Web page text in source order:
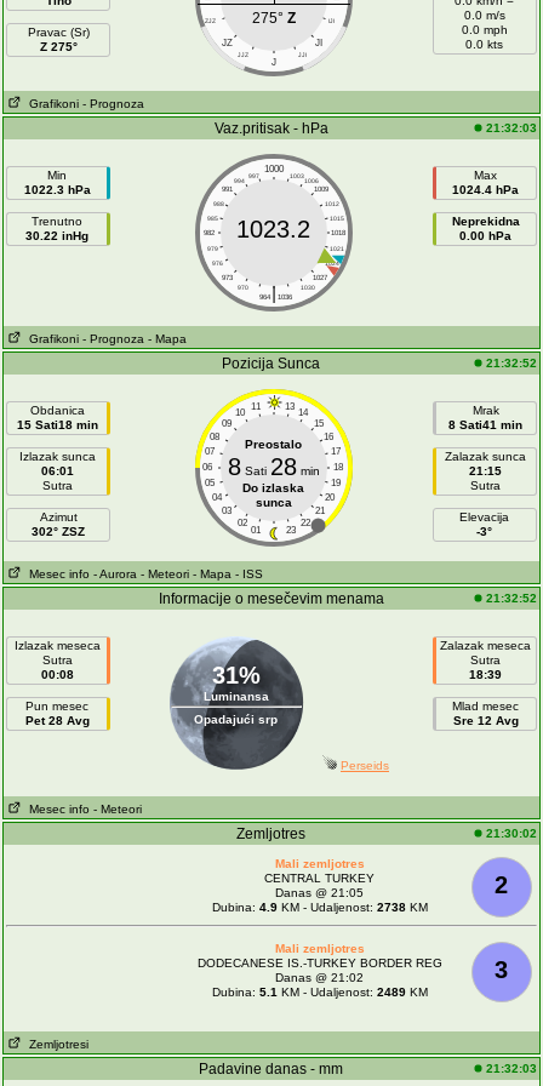
Pravac (Sr)
Z 275°
ZJZ IJI
JZ JI
JJZ JJI
J
275° Z
0.0 m/s
0.0 mph
0.0 kts
Grafikoni - Prognoza
Vaz.pritisak - hPa 21:32:03
Min
1022.3 hPa
Trenutno
30.22 inHg
1000
997 1003
994
1006
991
1009
988
1012
985
1015
982
1018
979
1021
976
1024
973
1027
970
1030
|
964 1036
1023.2
Max
1024.4 hPa
Neprekidna
0.00 hPa
Grafikoni - Prognoza - Mapa
Pozicija Sunca 21:32:52
Obdanica
15 Sati18 min
Izlazak sunca
06:01
Sutra
Azimut
302° ZSZ
11 13
10
14
09
15
08
16
07
17
06
18
05
19
04
20
03
21
02
22
01 23
Preostalo
8Sati 28min
Do izlaska
sunca
Mrak
8 Sati41 min
Zalazak sunca
21:15
Sutra
Elevacija
-3°
Mesec info - Aurora - Meteori - Mapa - ISS
Informacije o mesečevim menama 21:32:52
Izlazak meseca
Sutra
00:08
Pun mesec
Pet 28 Avg
31%
Luminansa
Opadajući srp
Zalazak meseca
Sutra
18:39
Mlad mesec
Sre 12 Avg
Perseids
Mesec info - Meteori
Zemljotres 21:30:02
2
Mali zemljotres
CENTRAL TURKEY
Danas @ 21:05
Dubina: 4.9KM - Udaljenost: 2738KM
3
Mali zemljotres
DODECANESE IS.-TURKEY BORDER REG
Danas @ 21:02
Dubina: 5.1 KM - Udaljenost: 2489KM
Zemljotresi
Padavine danas - mm 21:32:03